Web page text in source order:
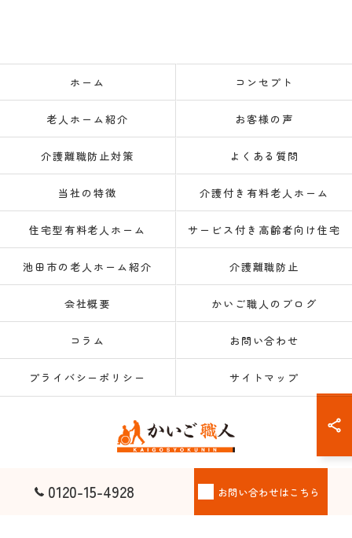
0120-15-4928 お問い合わせはこちら
ホーム コンセプト
老人ホーム紹介 お客様の声
介護離職防止対策 よくある質問
当社の特徴 介護付き有料老人ホーム
住宅型有料老人ホーム サービス付き高齢者向け住宅
池田市の老人ホーム紹介 介護離職防止
会社概要 かいご職人のブログ
コラム お問い合わせ
プライバシーポリシー サイトマップ
© 2026 大阪府大阪市の老人ホーム紹介なら株式会社かいご職人 ALL RIGHTS
RESERVED.